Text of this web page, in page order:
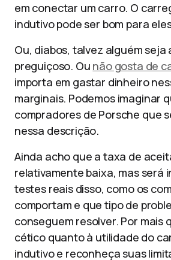
em conectar um carro. O
indutivo pode ser bom para
Ou, diabos, talvez alguém seja
preguiçoso. Ou não gosta de
importa em gastar dinheiro
marginais. Podemos imaginar
compradores de Porsche que
nessa descrição.
Ainda acho que a taxa de
relativamente baixa, mas será
testes reais disso, como os
comportam e que tipo de
conseguem resolver. Por mais
cético quanto à utilidade do
indutivo e reconheça suas